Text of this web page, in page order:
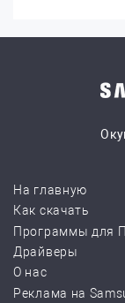
На главную
Как скачать
Программы для
Драйверы
О нас
Реклама на